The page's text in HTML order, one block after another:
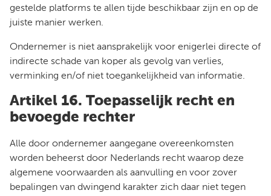
gestelde platforms te allen tijde beschikbaar zijn en op de
juiste manier werken.
Ondernemer is niet aansprakelijk voor enigerlei directe of
indirecte schade van koper als gevolg van verlies,
verminking en/of niet toegankelijkheid van informatie.
Artikel 16. Toepasselijk recht en
bevoegde rechter
Alle door ondernemer aangegane overeenkomsten
worden beheerst door Nederlands recht waarop deze
algemene voorwaarden als aanvulling en voor zover
bepalingen van dwingend karakter zich daar niet tegen